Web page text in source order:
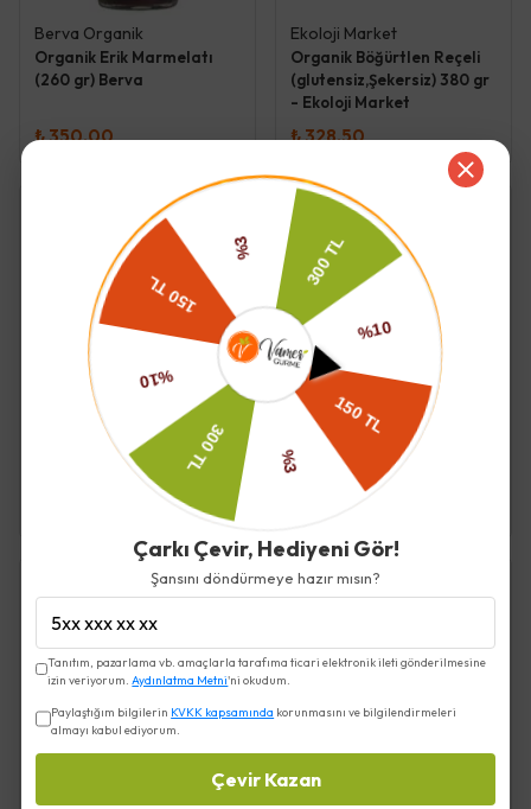
Berva Organik
Organik Erik Marmelatı
(260 gr) Berva
₺ 350.00
Ekoloji Market
Organik Böğürtlen Reçeli
(glutensiz,Şekersiz) 380 gr
- Ekoloji Market
₺ 328.50
Kızılcık Marmelatı
(şekersiz) 450 Gr - Ziraat
Alıç Marmelatı (şekersiz)
450 Gr - Ziraat Tarım
Ekoloji Market
Çarkı Çevir, Hediyeni Gör!
Şansını döndürmeye hazır mısın?
Tanıtım, pazarlama vb. amaçlarla tarafıma ticari elektronik ileti gönderilmesine
izin veriyorum.Aydınlatma Metni'ni okudum.
Paylaştığım bilgilerin KVKK kapsamında korunmasını ve bilgilendirmeleri
almayı kabul ediyorum.
Çevir Kazan